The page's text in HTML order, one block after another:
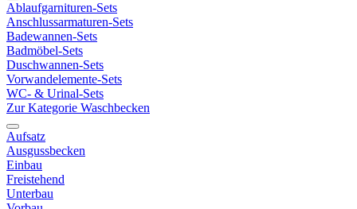
Ablaufgarnituren-Sets
Anschlussarmaturen-Sets
Badewannen-Sets
Badmöbel-Sets
Duschwannen-Sets
Vorwandelemente-Sets
WC- & Urinal-Sets
Zur Kategorie Waschbecken
Aufsatz
Ausgussbecken
Einbau
Freistehend
Unterbau